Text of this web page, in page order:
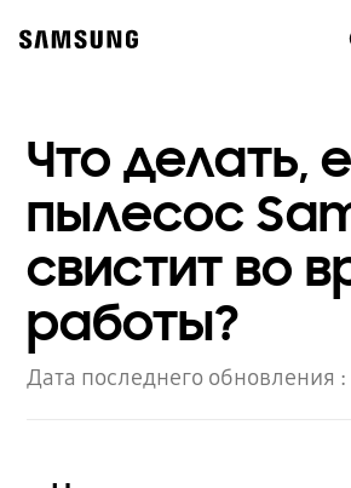
content
Что делать,
пылесос
свистит во
работы?
Дата последнего обновления :